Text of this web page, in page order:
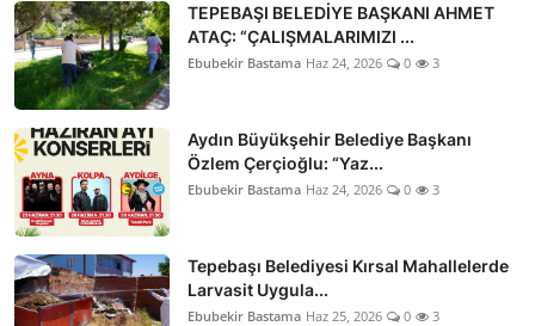
TEPEBAŞI BELEDİYE BAŞKANI AHMET
ATAÇ: “ÇALIŞMALARIMIZI ...
Ebubekir Bastama Haz 24, 2026 0 3
Aydın Büyükşehir Belediye Başkanı
Özlem Çerçioğlu: “Yaz...
Ebubekir Bastama Haz 24, 2026 0 3
Tepebaşı Belediyesi Kırsal Mahallelerde
Larvasit Uygula...
Ebubekir Bastama Haz 25, 2026 0 3